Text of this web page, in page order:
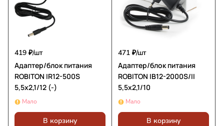
419 ₽/шт
Адаптер/блок питания
ROBITON IR12-500S
5,5х2,1/12 (-)
Мало
В корзину
471 ₽/шт
Адаптер/блок питания
ROBITON IB12-2000S/II
5,5x2,1/10
Мало
В корзину